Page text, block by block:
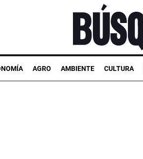
AGRO AMBIENTE CULTURA